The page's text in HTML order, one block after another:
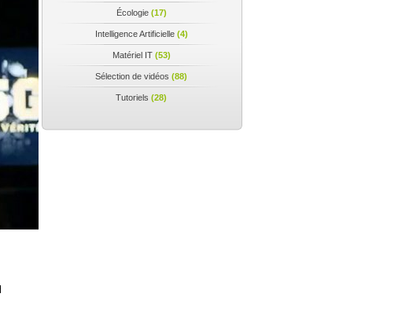
Écologie(17)
Intelligence Artificielle(4)
Matériel IT(53)
Sélection de vidéos (88)
Tutoriels (28)